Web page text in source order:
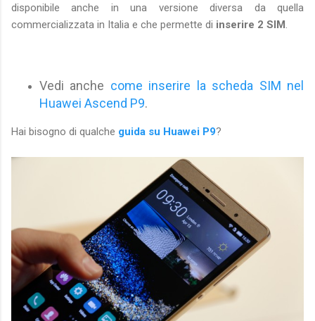
disponibile anche in una versione diversa da quella
commercializzata in Italia e che permette di inserire 2 SIM
Vedi anche come inserire la scheda SIM nel
Huawei Ascend P9.
Hai bisogno di qualche guida su Huawei P9?